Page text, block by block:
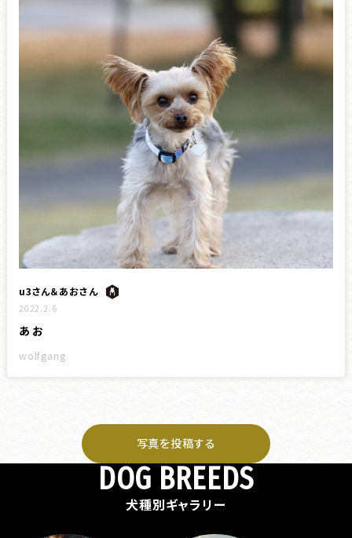
u3さん＆あおさん
2022.2.6
あお
wolfgang
写真を投稿する
DOG BREEDS
犬種別ギャラリー